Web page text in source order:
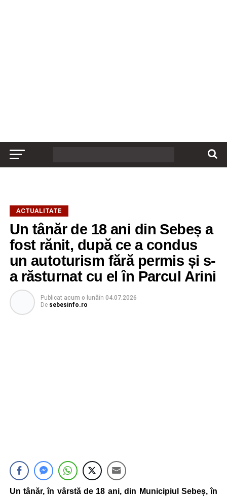
ACTUALITATE
Un tânăr de 18 ani din Sebeș a
fost rănit, după ce a condus
un autoturism fără permis și s-
a răsturnat cu el în Parcul Arini
Publicat acum o lunăîn 04.07.2026
De sebesinfo.ro
Un tânăr, în vârstă de 18 ani, din Municipiul Sebeș, în